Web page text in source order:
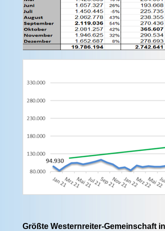
Größte Westernreiter-Gemeinschaft